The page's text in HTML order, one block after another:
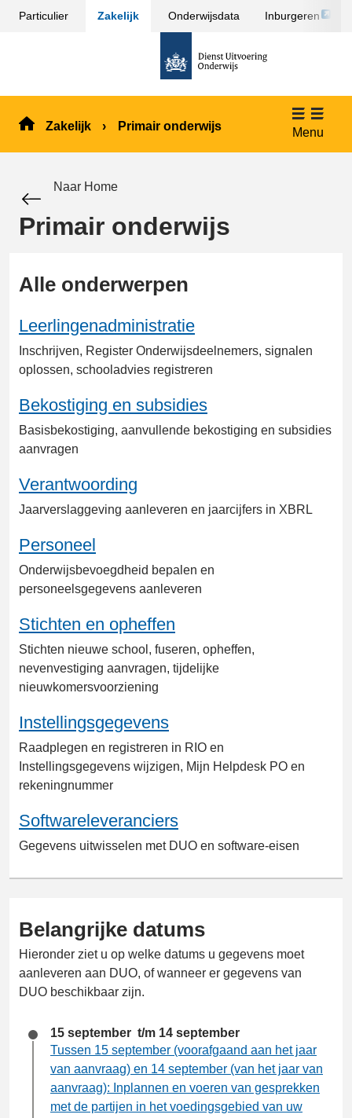
Sla
inhoud
Particulier Zakelijk Onderwijsdata Inburgeren
Link
pagina
de
Zakelijk Primair onderwijs Menu
Naar Home
Primair onderwijs
Alle onderwerpen
Leerlingenadministratie
Inschrijven, Register Onderwijsdeelnemers, signalen
oplossen, schooladvies registreren
Bekostiging en subsidies
Basisbekostiging, aanvullende bekostiging en subsidies
aanvragen
Verantwoording
Jaarverslaggeving aanleveren en jaarcijfers in XBRL
Personeel
Onderwijsbevoegdheid bepalen en
personeelsgegevens aanleveren
Stichten en opheffen
Stichten nieuwe school, fuseren, opheffen,
nevenvestiging aanvragen, tijdelijke
nieuwkomersvoorziening
Instellingsgegevens
Raadplegen en registreren in RIO en
Instellingsgegevens wijzigen, Mijn Helpdesk PO en
rekeningnummer
Softwareleveranciers
Gegevens uitwisselen met DUO en software-eisen
Belangrijke datums
Hieronder ziet u op welke datums u gegevens moet
aanleveren aan DUO, of wanneer er gegevens van
DUO beschikbaar zijn.
15 september t/m 14 september
Tussen 15 september (voorafgaand aan het jaar
van aanvraag) en 14 september (van het jaar van
aanvraag): Inplannen en voeren van gesprekken
met de partijen in het voedingsgebied van uw